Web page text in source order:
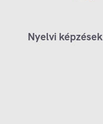
Nyelvi képzések